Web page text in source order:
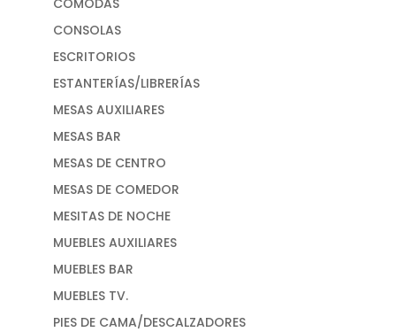
CONSOLAS
ESCRITORIOS
ESTANTERÍAS/LIBRERÍAS
MESAS AUXILIARES
MESAS BAR
MESAS DE CENTRO
MESAS DE COMEDOR
MESITAS DE NOCHE
MUEBLES AUXILIARES
MUEBLES BAR
MUEBLES TV.
PIES DE CAMA/DESCALZADORES